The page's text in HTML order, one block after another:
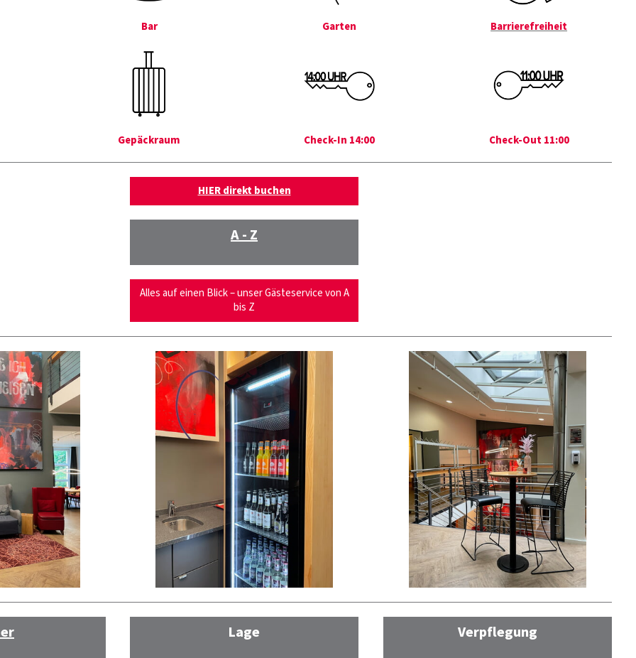
Bar Garten Barrierefreiheit
Gepäckraum Check-In 14:00 Check-Out 11:00
HIER direkt buchen
A - Z
Alles auf einen Blick – unser Gästeservice von A
bis Z
Lage Verpflegung